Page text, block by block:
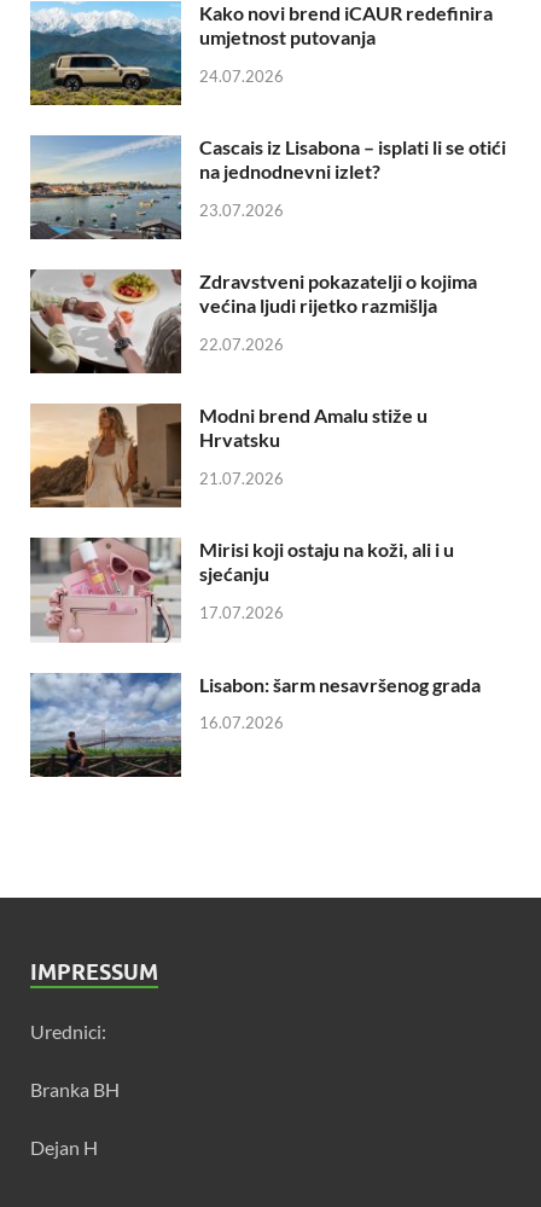
Kako novi brend iCAUR redefinira
umjetnost putovanja
24.07.2026
Cascais iz Lisabona – isplati li se otići
na jednodnevni izlet?
23.07.2026
Zdravstveni pokazatelji o kojima
većina ljudi rijetko razmišlja
22.07.2026
Modni brend Amalu stiže u
Hrvatsku
21.07.2026
Mirisi koji ostaju na koži, ali i u
sjećanju
17.07.2026
Lisabon: šarm nesavršenog grada
16.07.2026
IMPRESSUM
Urednici:
Branka BH
Dejan H